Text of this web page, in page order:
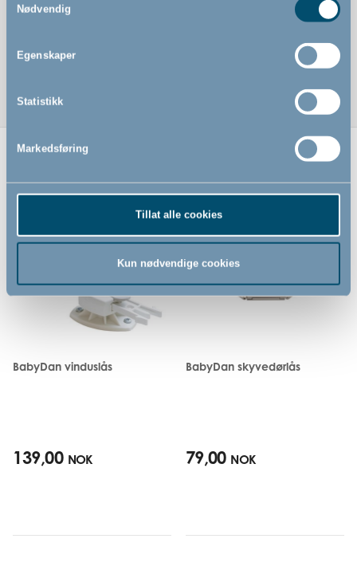
Nødvendig
Egenskaper
Statistikk
Markedsføring
Tillat alle cookies
Kun nødvendige cookies
Det er 1 stk i pakken
er 1 stk i pakken
BabyDan vinduslås
139,00 NOK
BabyDan skyvedørlås
79,00 NOK